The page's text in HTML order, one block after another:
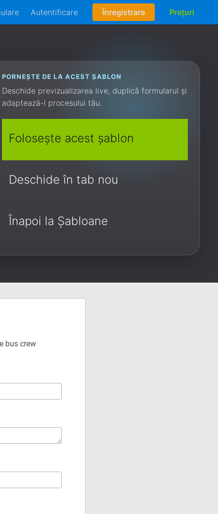
Autentificare Înregistrare Prețuri
PORNEȘTE DE LA ACEST ȘABLON
Deschide previzualizarea live, duplică formularul și
adaptează-l procesului tău.
Folosește acest șablon
Deschide în tab nou
Înapoi la Șabloane